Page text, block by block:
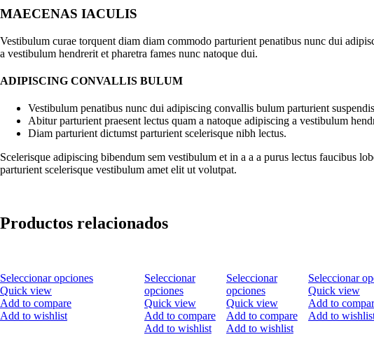
MAECENAS IACULIS
Vestibulum curae torquent diam diam commodo parturient penatibus nunc dui
a vestibulum hendrerit et pharetra fames nunc natoque dui.
ADIPISCING CONVALLIS BULUM
Vestibulum penatibus nunc dui adipiscing convallis bulum parturient
Abitur parturient praesent lectus quam a natoque adipiscing a vestibulum
Diam parturient dictumst parturient scelerisque nibh lectus.
Scelerisque adipiscing bibendum sem vestibulum et in a a a purus lectus faucibus
parturient scelerisque vestibulum amet elit ut volutpat.
Productos relacionados
Seleccionar opciones
Quick view
Add to compare
Add to wishlist
Seleccionar
opciones
Quick view
Add to compare
Add to wishlist
Seleccionar
opciones
Quick view
Add to compare
Add to wishlist
Seleccionar
Quick view
Add to
Add to